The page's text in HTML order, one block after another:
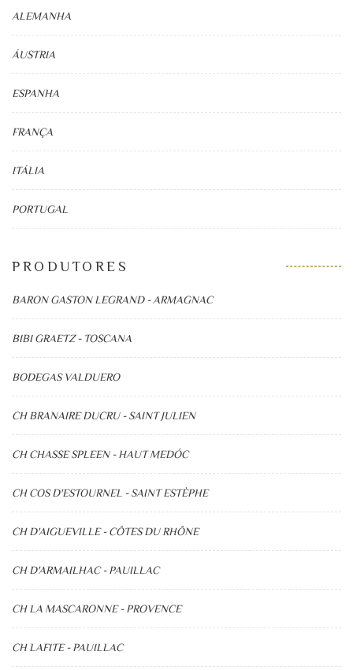
ALEMANHA
ÁUSTRIA
ESPANHA
FRANÇA
ITÁLIA
PORTUGAL
PRODUTORES
BARON GASTON LEGRAND - ARMAGNAC
BIBI GRAETZ - TOSCANA
BODEGAS VALDUERO
CH BRANAIRE DUCRU - SAINT JULIEN
CH CHASSE SPLEEN - HAUT MEDÓC
CH COS D'ESTOURNEL - SAINT ESTÈPHE
CH D'AIGUEVILLE - CÔTES DU RHÔNE
CH D'ARMAILHAC - PAUILLAC
CH LA MASCARONNE - PROVENCE
CH LAFITE - PAUILLAC